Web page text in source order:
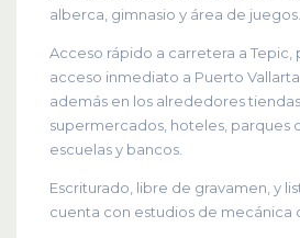
alberca, gimnasio y área de juegos.
Acceso rápido a carretera a Tepic,
acceso inmediato a Puerto
además en los alrededores
supermercados, hoteles, parques
escuelas y bancos.
Escriturado, libre de gravamen, y
cuenta con estudios de mecánica